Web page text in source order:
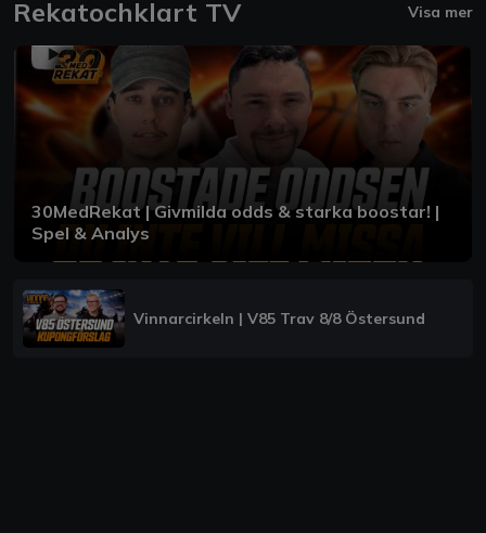
Rekatochklart TV Visa mer
30MedRekat | Givmilda odds & starka boostar! |
Spel & Analys
Vinnarcirkeln | V85 Trav 8/8 Östersund